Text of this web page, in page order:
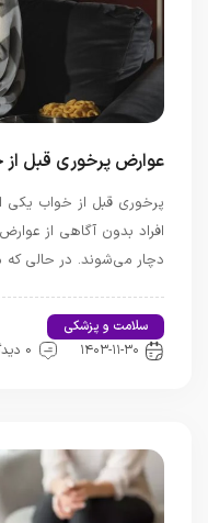
عوارض پرخوری قبل
پرخوری قبل از خواب یکی
افراد بدون آگاهی از
دچار می‌شوند. در حالی
سلامت و پزشکی
۱۴۰۳-۱۱-۳۰
0 دیدگاه